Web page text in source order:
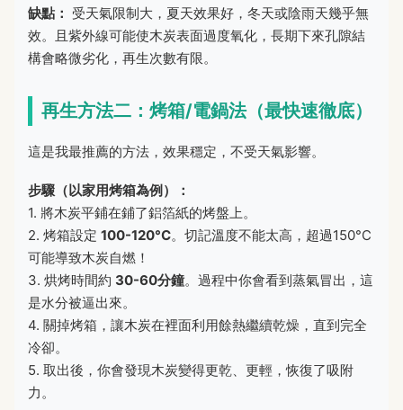
缺點： 受天氣限制大，夏天效果好，冬天或陰雨天幾乎無
效。且紫外線可能使木炭表面過度氧化，長期下來孔隙結
構會略微劣化，再生次數有限。
再生方法二：烤箱/電鍋法（最快速徹底）
這是我最推薦的方法，效果穩定，不受天氣影響。
步驟（以家用烤箱為例）：
1. 將木炭平鋪在鋪了鋁箔紙的烤盤上。
2. 烤箱設定 100-120°C。切記溫度不能太高，超過150°C
可能導致木炭自燃！
3. 烘烤時間約 30-60分鐘。過程中你會看到蒸氣冒出，這
是水分被逼出來。
4. 關掉烤箱，讓木炭在裡面利用餘熱繼續乾燥，直到完全
冷卻。
5. 取出後，你會發現木炭變得更乾、更輕，恢復了吸附
力。